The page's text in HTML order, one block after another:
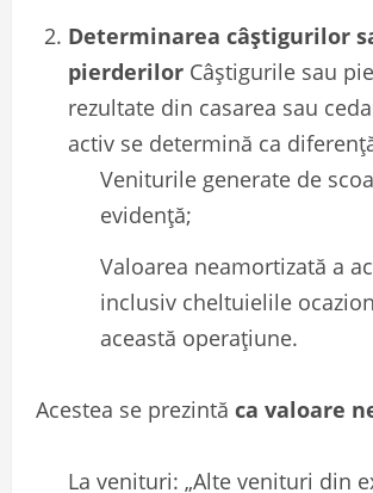
Determinarea câștigurilor
pierderilor Câștigurile sau
rezultate din casarea sau
activ se determină ca
Veniturile generate de
evidență;
Valoarea neamortizată a
inclusiv cheltuielile
această operațiune.
Acestea se prezintă ca valoare
La venituri: „Alte venituri din